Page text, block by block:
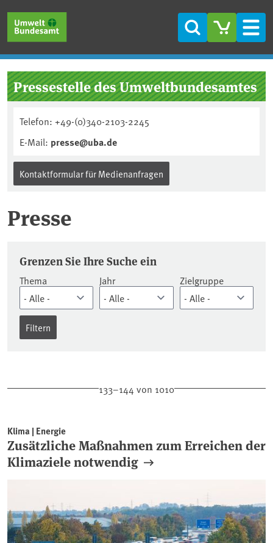
Suche
Pressestelle des Umweltbundesamtes
Telefon: +49-(0)340-2103-2245
E-Mail: presse@uba.de
Kontaktformular für Medienanfragen
Presse
Pressemitteilungen
Grenzen Sie Ihre Suche ein
Thema Jahr Zielgruppe
133–144 von 1010
Klima | Energie
Zusätzliche Maßnahmen zum Erreichen der
Klimaziele notwendig